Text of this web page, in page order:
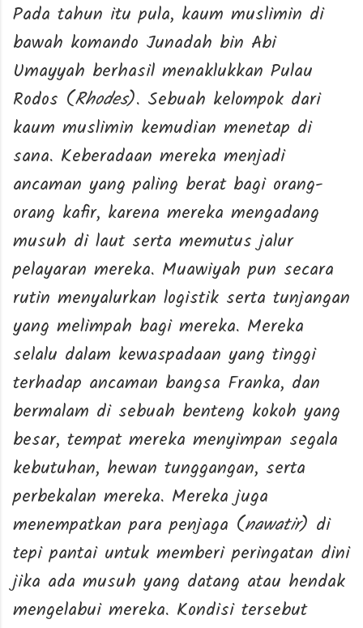
Pada tahun itu pula, kaum muslimin di
bawah komando Junadah bin Abi
Umayyah berhasil menaklukkan Pulau
Rodos (Rhodes). Sebuah kelompok dari
kaum muslimin kemudian menetap di
sana. Keberadaan mereka menjadi
ancaman yang paling berat bagi orang-
orang kafir, karena mereka mengadang
musuh di laut serta memutus jalur
pelayaran mereka. Muawiyah pun secara
rutin menyalurkan logistik serta tunjangan
yang melimpah bagi mereka. Mereka
selalu dalam kewaspadaan yang tinggi
terhadap ancaman bangsa Franka, dan
bermalam di sebuah benteng kokoh yang
besar, tempat mereka menyimpan segala
kebutuhan, hewan tunggangan, serta
perbekalan mereka. Mereka juga
menempatkan para penjaga (nawatir) di
tepi pantai untuk memberi peringatan dini
jika ada musuh yang datang atau hendak
mengelabui mereka. Kondisi tersebut